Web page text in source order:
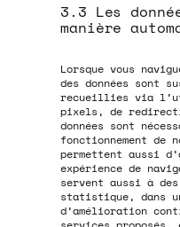
3.3 Les
manière
Lorsque vous
des données sont
recueillies via
pixels, de
données sont
fonctionnement
permettent aussi
expérience de
servent aussi à
statistique, dans
d’amélioration